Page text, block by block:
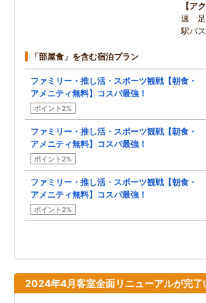
ア
速 足
駅バ
「部屋食」を含む宿泊プラン
ファミリー・推し活・スポーツ観戦【朝食・
アメニティ無料】コスパ最強！
ポイント2%
ファミリー・推し活・スポーツ観戦【朝食・
アメニティ無料】コスパ最強！
ポイント2%
ファミリー・推し活・スポーツ観戦【朝食・
アメニティ無料】コスパ最強！
ポイント2%
2024年4月客室全面リニューアルが完了